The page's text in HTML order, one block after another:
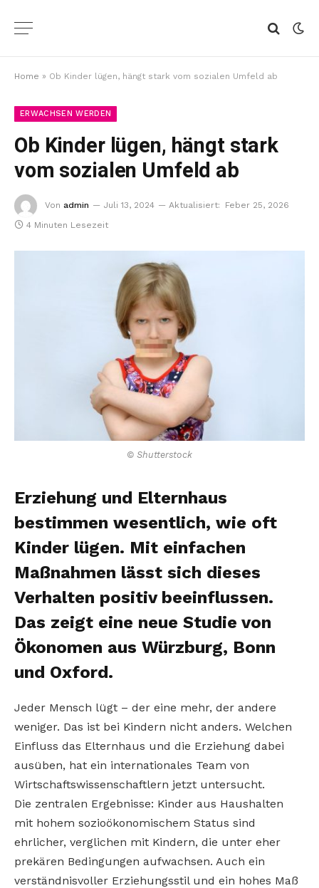
Home » Ob Kinder lügen, hängt stark vom sozialen Umfeld ab
ERWACHSEN WERDEN
Ob Kinder lügen, hängt stark
vom sozialen Umfeld ab
Von admin Juli 13, 2024 Aktualisiert:
Feber 25, 2026
4 Minuten Lesezeit
© Shutterstock
Erziehung und Elternhaus
bestimmen wesentlich, wie oft
Kinder lügen. Mit einfachen
Maßnahmen lässt sich dieses
Verhalten positiv beeinflussen.
Das zeigt eine neue Studie von
Ökonomen aus Würzburg, Bonn
und Oxford.
Jeder Mensch lügt – der eine mehr, der andere
weniger. Das ist bei Kindern nicht anders. Welchen
Einfluss das Elternhaus und die Erziehung dabei
ausüben, hat ein internationales Team von
Wirtschaftswissenschaftlern jetzt untersucht.
Die zentralen Ergebnisse: Kinder aus Haushalten
mit hohem sozioökonomischem Status sind
ehrlicher, verglichen mit Kindern, die unter eher
prekären Bedingungen aufwachsen. Auch ein
verständnisvoller Erziehungsstil und ein hohes Maß